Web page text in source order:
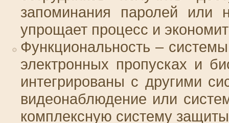
запоминания паролей или
упрощает процесс и
Функциональность –
электронных пропусках и
интегрированы с другими
видеонаблюдение или
комплексную систему